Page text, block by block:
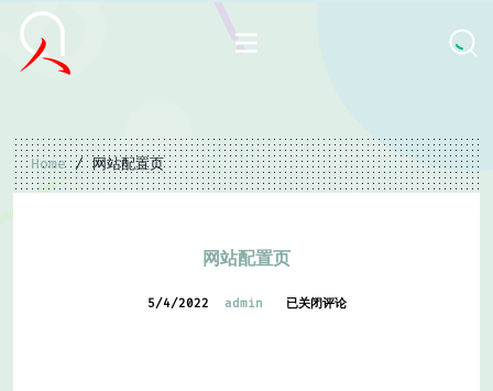
Home / 网站配置页
网站配置页
5/4/2022 admin 已关闭评论